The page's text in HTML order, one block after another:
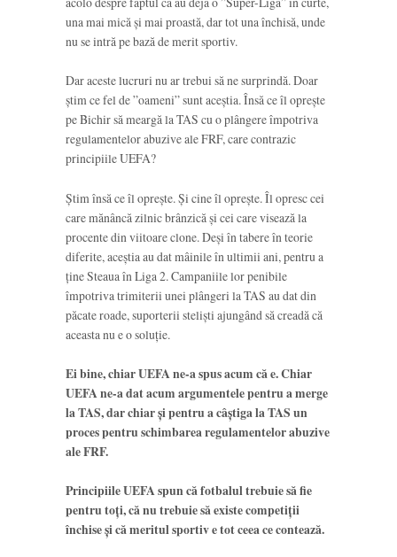
una mai mică și mai proastă, dar tot una închisă, unde
nu se intră pe bază de merit sportiv.
Dar aceste lucruri nu ar trebui să ne surprindă. Doar
știm ce fel de ”oameni” sunt aceștia. Însă ce îl oprește
pe Bichir să meargă la TAS cu o plângere împotriva
regulamentelor abuzive ale FRF, care contrazic
principiile UEFA?
Știm însă ce îl oprește. Și cine îl oprește. Îl opresc cei
care mănâncă zilnic brânzică și cei care visează la
procente din viitoare clone. Deși în tabere în teorie
diferite, aceștia au dat mâinile în ultimii ani, pentru a
ține Steaua în Liga 2. Campaniile lor penibile
împotriva trimiterii unei plângeri la TAS au dat din
păcate roade, suporterii steliști ajungând să creadă că
aceasta nu e o soluție.
Ei bine, chiar UEFA ne-a spus acum că e. Chiar
UEFA ne-a dat acum argumentele pentru a merge
la TAS, dar chiar și pentru a câștiga la TAS un
proces pentru schimbarea regulamentelor abuzive
ale FRF.
Principiile UEFA spun că fotbalul trebuie să fie
pentru toți, că nu trebuie să existe competiții
închise și că meritul sportiv e tot ceea ce contează.